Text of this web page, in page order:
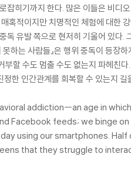
잡히기까지 한다. 많은 이들은 비디
혹적이지만 치명적인 체험에 대한
독 유발 쪽으로 현저히 기울어 있다.
못하는 사람들』은 행위 중독이 등
부할 수도 멈출 수도 없는지 파헤친
한 인간관계를 회복할 수 있는지 길
addiction--an age in
Facebook feeds; we binge
using our smartphones.
that they struggle to